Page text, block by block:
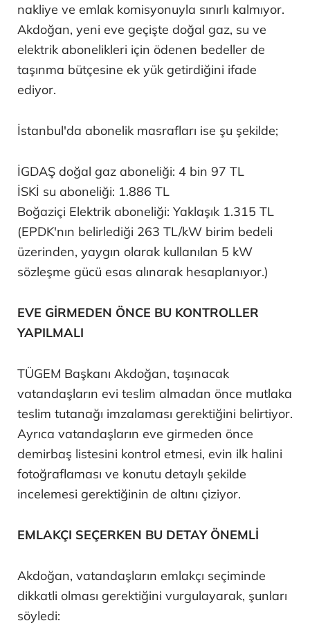
nakliye ve emlak komisyonuyla sınırlı kalmıyor.
Akdoğan, yeni eve geçişte doğal gaz, su ve
elektrik abonelikleri için ödenen bedeller de
taşınma bütçesine ek yük getirdiğini ifade
ediyor.
İstanbul'da abonelik masrafları ise şu şekilde;
İGDAŞ doğal gaz aboneliği: 4 bin 97 TL
İSKİ su aboneliği: 1.886 TL
Boğaziçi Elektrik aboneliği: Yaklaşık 1.315 TL
(EPDK'nın belirlediği 263 TL/kW birim bedeli
üzerinden, yaygın olarak kullanılan 5 kW
sözleşme gücü esas alınarak hesaplanıyor.)
EVE GİRMEDEN ÖNCE BU KONTROLLER
YAPILMALI
TÜGEM Başkanı Akdoğan, taşınacak
vatandaşların evi teslim almadan önce mutlaka
teslim tutanağı imzalaması gerektiğini belirtiyor.
Ayrıca vatandaşların eve girmeden önce
demirbaş listesini kontrol etmesi, evin ilk halini
fotoğraflaması ve konutu detaylı şekilde
incelemesi gerektiğinin de altını çiziyor.
EMLAKÇI SEÇERKEN BU DETAY ÖNEMLİ
Akdoğan, vatandaşların emlakçı seçiminde
dikkatli olması gerektiğini vurgulayarak, şunları
söyledi: